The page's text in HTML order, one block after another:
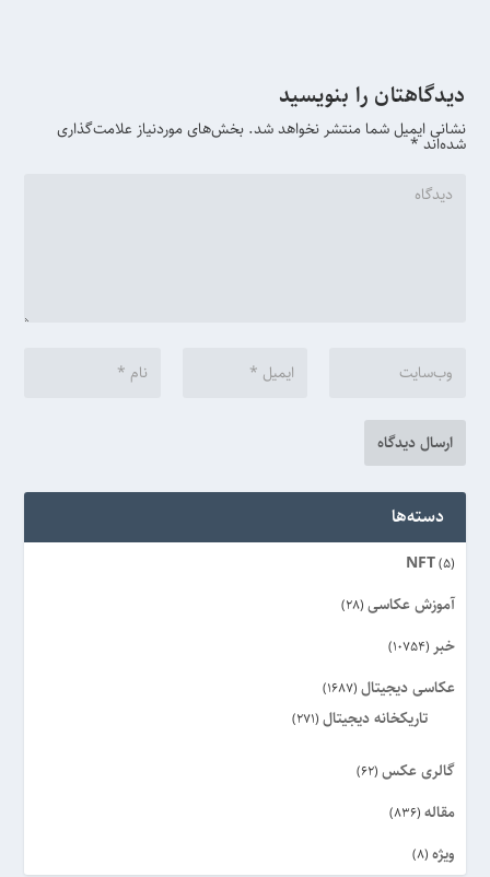
دیدگاهتان را بنویسید
نشانی ایمیل شما منتشر نخواهد شد. بخش‌های موردنیاز علامت‌گذاری
شده‌اند*
دسته‌ها
NFT(5)
آموزش عکاسی (28)
خبر (10754)
عکاسی دیجیتال (1687)
تاریکخانه دیجیتال (271)
گالری عکس (62)
مقاله (836)
ویژه (8)